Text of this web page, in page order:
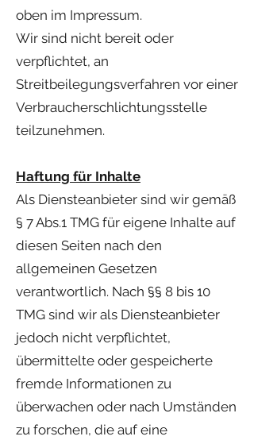
oben im Impressum.
Wir sind nicht bereit oder
verpflichtet, an
Streitbeilegungsverfahren vor einer
Verbraucherschlichtungsstelle
teilzunehmen.
Haftung für Inhalte
Als Diensteanbieter sind wir gemäß
§ 7 Abs.1 TMG für eigene Inhalte auf
diesen Seiten nach den
allgemeinen Gesetzen
verantwortlich. Nach §§ 8 bis 10
TMG sind wir als Diensteanbieter
jedoch nicht verpflichtet,
übermittelte oder gespeicherte
fremde Informationen zu
überwachen oder nach Umständen
zu forschen, die auf eine